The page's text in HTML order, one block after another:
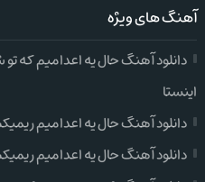
آهنگ های ویژه
دانلود آهنگ حال یه اعدامیم که
اینستا
دانلود آهنگ حال یه اعدامیم
دانلود آهنگ حال یه اعدامیم